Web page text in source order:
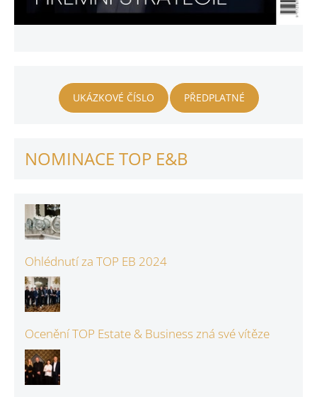
UKÁZKOVÉ ČÍSLO PŘEDPLATNÉ
NOMINACE TOP E&B
Ohlédnutí za TOP EB 2024
Ocenění TOP Estate & Business zná své vítěze